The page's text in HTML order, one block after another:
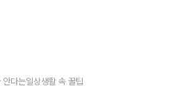
다는일상생활 속 꿀팁